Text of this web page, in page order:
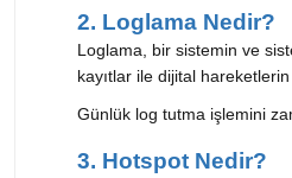
2. Loglama Nedir?
Loglama, bir sistemin ve
kayıtlar ile dijital
Günlük log tutma işlemini
3. Hotspot Nedir?